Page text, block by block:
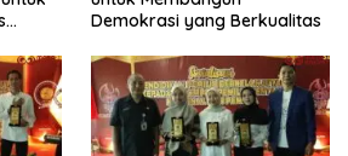
Demokrasi yang Berkualitas